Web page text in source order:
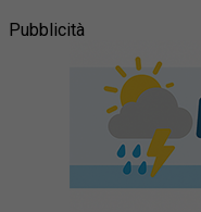
Pubblicità